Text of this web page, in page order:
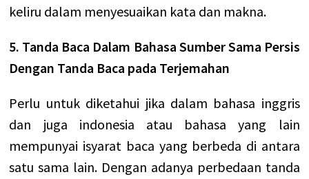
keliru dalam menyesuaikan kata dan makna.
5. Tanda Baca Dalam Bahasa Sumber Sama Persis
Dengan Tanda Baca pada Terjemahan
Perlu untuk diketahui jika dalam bahasa inggris
dan juga indonesia atau bahasa yang lain
mempunyai isyarat baca yang berbeda di antara
satu sama lain. Dengan adanya perbedaan tanda